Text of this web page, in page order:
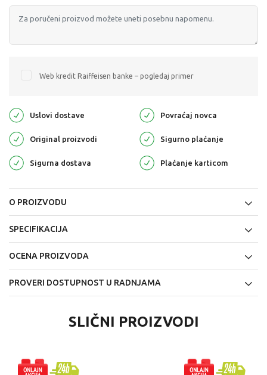
Web kredit Raiffeisen banke – pogledaj primer
Uslovi dostave Povraćaj novca
Original proizvodi Sigurno plaćanje
Sigurna dostava Plaćanje karticom
O PROIZVODU
SPECIFIKACIJA
OCENA PROIZVODA
PROVERI DOSTUPNOST U RADNJAMA
SLIČNI PROIZVODI